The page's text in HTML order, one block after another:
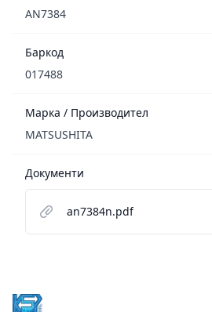
AN7384
Баркод
017488
Марка / Производител
MATSUSHITA
Документи
an7384n.pdf